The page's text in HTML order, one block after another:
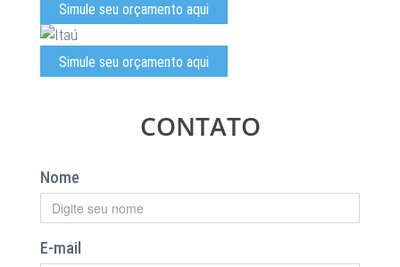
Simule seu orçamento aqui
Simule seu orçamento aqui
CONTATO
Nome
E-mail